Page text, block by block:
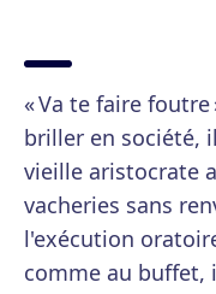
« Va te faire
briller en société,
vieille aristocrate
vacheries sans
l'exécution
comme au buffet,